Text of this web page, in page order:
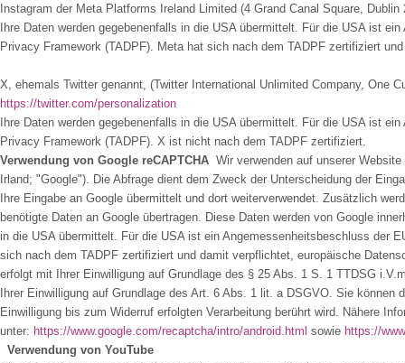
Instagram der Meta Platforms Ireland Limited (4 Grand Canal Square,
Ihre Daten werden gegebenenfalls in die USA übermittelt. Für die USA ist
Privacy Framework (TADPF). Meta hat sich nach dem TADPF zertifiziert
X, ehemals Twitter genannt, (Twitter International Unlimited Company, One
https://twitter.com/personalization
Ihre Daten werden gegebenenfalls in die USA übermittelt. Für die USA ist
Privacy Framework (TADPF). X ist nicht nach dem TADPF zertifiziert.
Verwendung von Google reCAPTCHA Wir verwenden auf unserer
Irland; "Google"). Die Abfrage dient dem Zweck der Unterscheidung der
Ihre Eingabe an Google übermittelt und dort weiterverwendet. Zusätzlich
benötigte Daten an Google übertragen. Diese Daten werden von Google
in die USA übermittelt. Für die USA ist ein Angemessenheitsbeschluss der
sich nach dem TADPF zertifiziert und damit verpflichtet, europäische
erfolgt mit Ihrer Einwilligung auf Grundlage des § 25 Abs. 1 S. 1 TTDSG
Ihrer Einwilligung auf Grundlage des Art. 6 Abs. 1 lit. a DSGVO. Sie
Einwilligung bis zum Widerruf erfolgten Verarbeitung berührt wird. Nähere
unter: https://www.google.com/recaptcha/intro/android.html sowie https://
Verwendung von YouTube